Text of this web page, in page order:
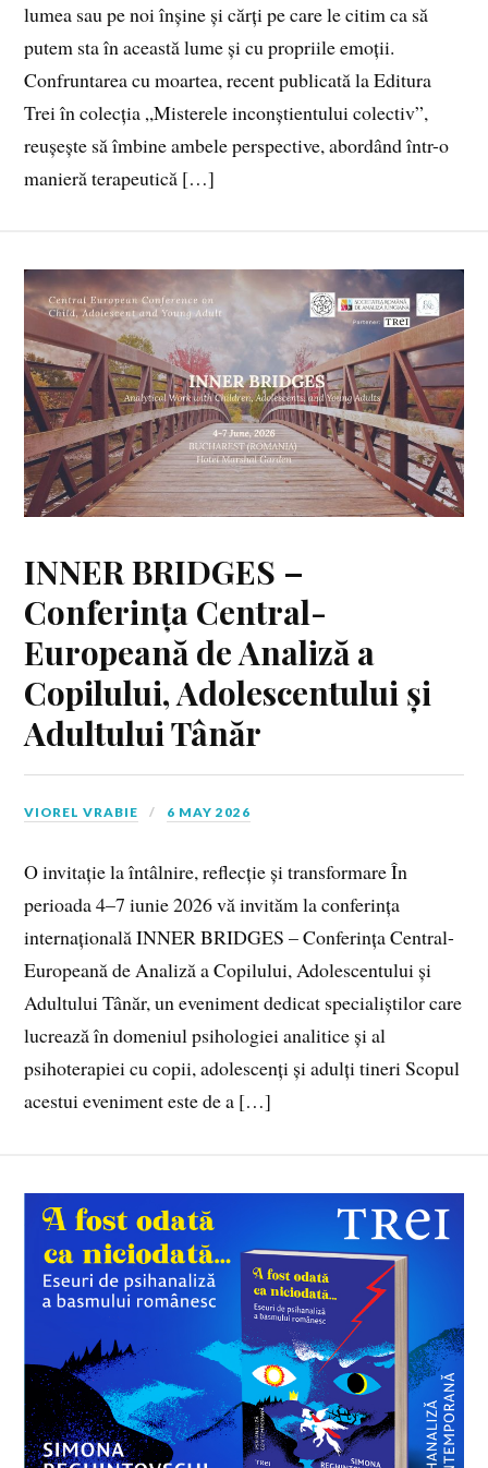
lumea sau pe noi înșine și cărți pe care le citim ca să
putem sta în această lume și cu propriile emoții.
Confruntarea cu moartea, recent publicată la Editura
Trei în colecția „Misterele inconștientului colectiv”,
reușește să îmbine ambele perspective, abordând într-o
manieră terapeutică […]
INNER BRIDGES –
Conferința Central-
Europeană de Analiză a
Copilului, Adolescentului și
Adultului Tânăr
VIOREL VRABIE 6 MAY 2026
O invitație la întâlnire, reflecție și transformare În
perioada 4–7 iunie 2026 vă invităm la conferința
internațională INNER BRIDGES – Conferința Central-
Europeană de Analiză a Copilului, Adolescentului și
Adultului Tânăr, un eveniment dedicat specialiștilor care
lucrează în domeniul psihologiei analitice și al
psihoterapiei cu copii, adolescenți și adulți tineri Scopul
acestui eveniment este de a […]